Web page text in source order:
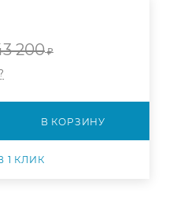
200₽
В КОРЗИНУ
1 КЛИК